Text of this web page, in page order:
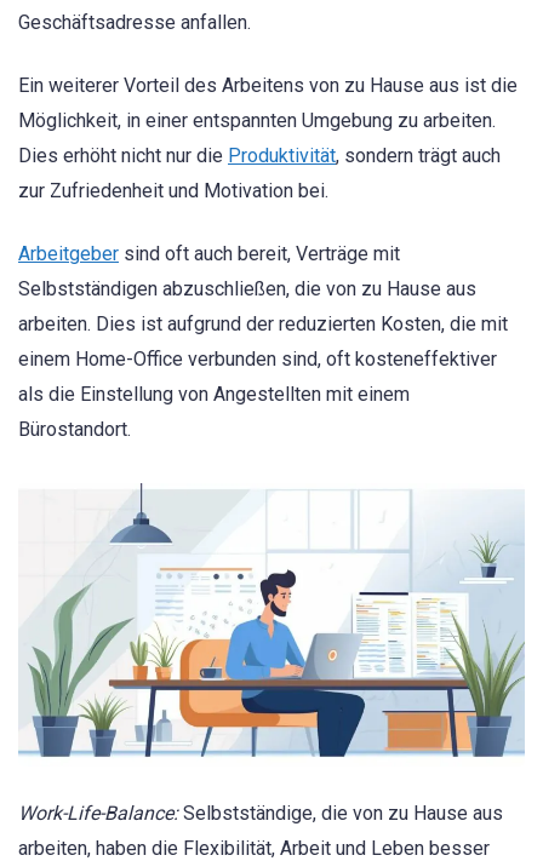
Geschäftsadresse anfallen.
Ein weiterer Vorteil des Arbeitens von zu Hause aus ist die
Möglichkeit, in einer entspannten Umgebung zu arbeiten.
Dies erhöht nicht nur die Produktivität, sondern trägt auch
zur Zufriedenheit und Motivation bei.
Arbeitgeber sind oft auch bereit, Verträge mit
Selbstständigen abzuschließen, die von zu Hause aus
arbeiten. Dies ist aufgrund der reduzierten Kosten, die mit
einem Home-Office verbunden sind, oft kosteneffektiver
als die Einstellung von Angestellten mit einem
Bürostandort.
Work-Life-Balance:Selbstständige, die von zu Hause aus
arbeiten, haben die Flexibilität, Arbeit und Leben besser